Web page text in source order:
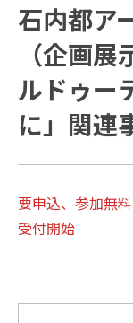
石内都ア
（企画
ルドゥー
に」関連
要申込、参加無
受付開始